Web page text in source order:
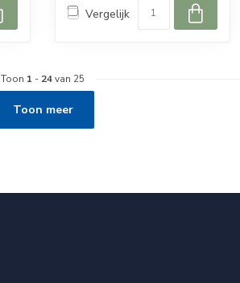
Vergelijk
Toon 1 - 24van 25
Toon meer